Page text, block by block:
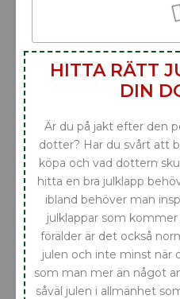
HITTA RÄTT
DIN
Är du på jakt efter den
dotter? Har du svårt att
köpa och vad dottern
hitta en bra julklapp
ibland behöver man
julklappar som
förälder är det också
julen och inte minst när
som man mer än något
såväl julen i allmänhet